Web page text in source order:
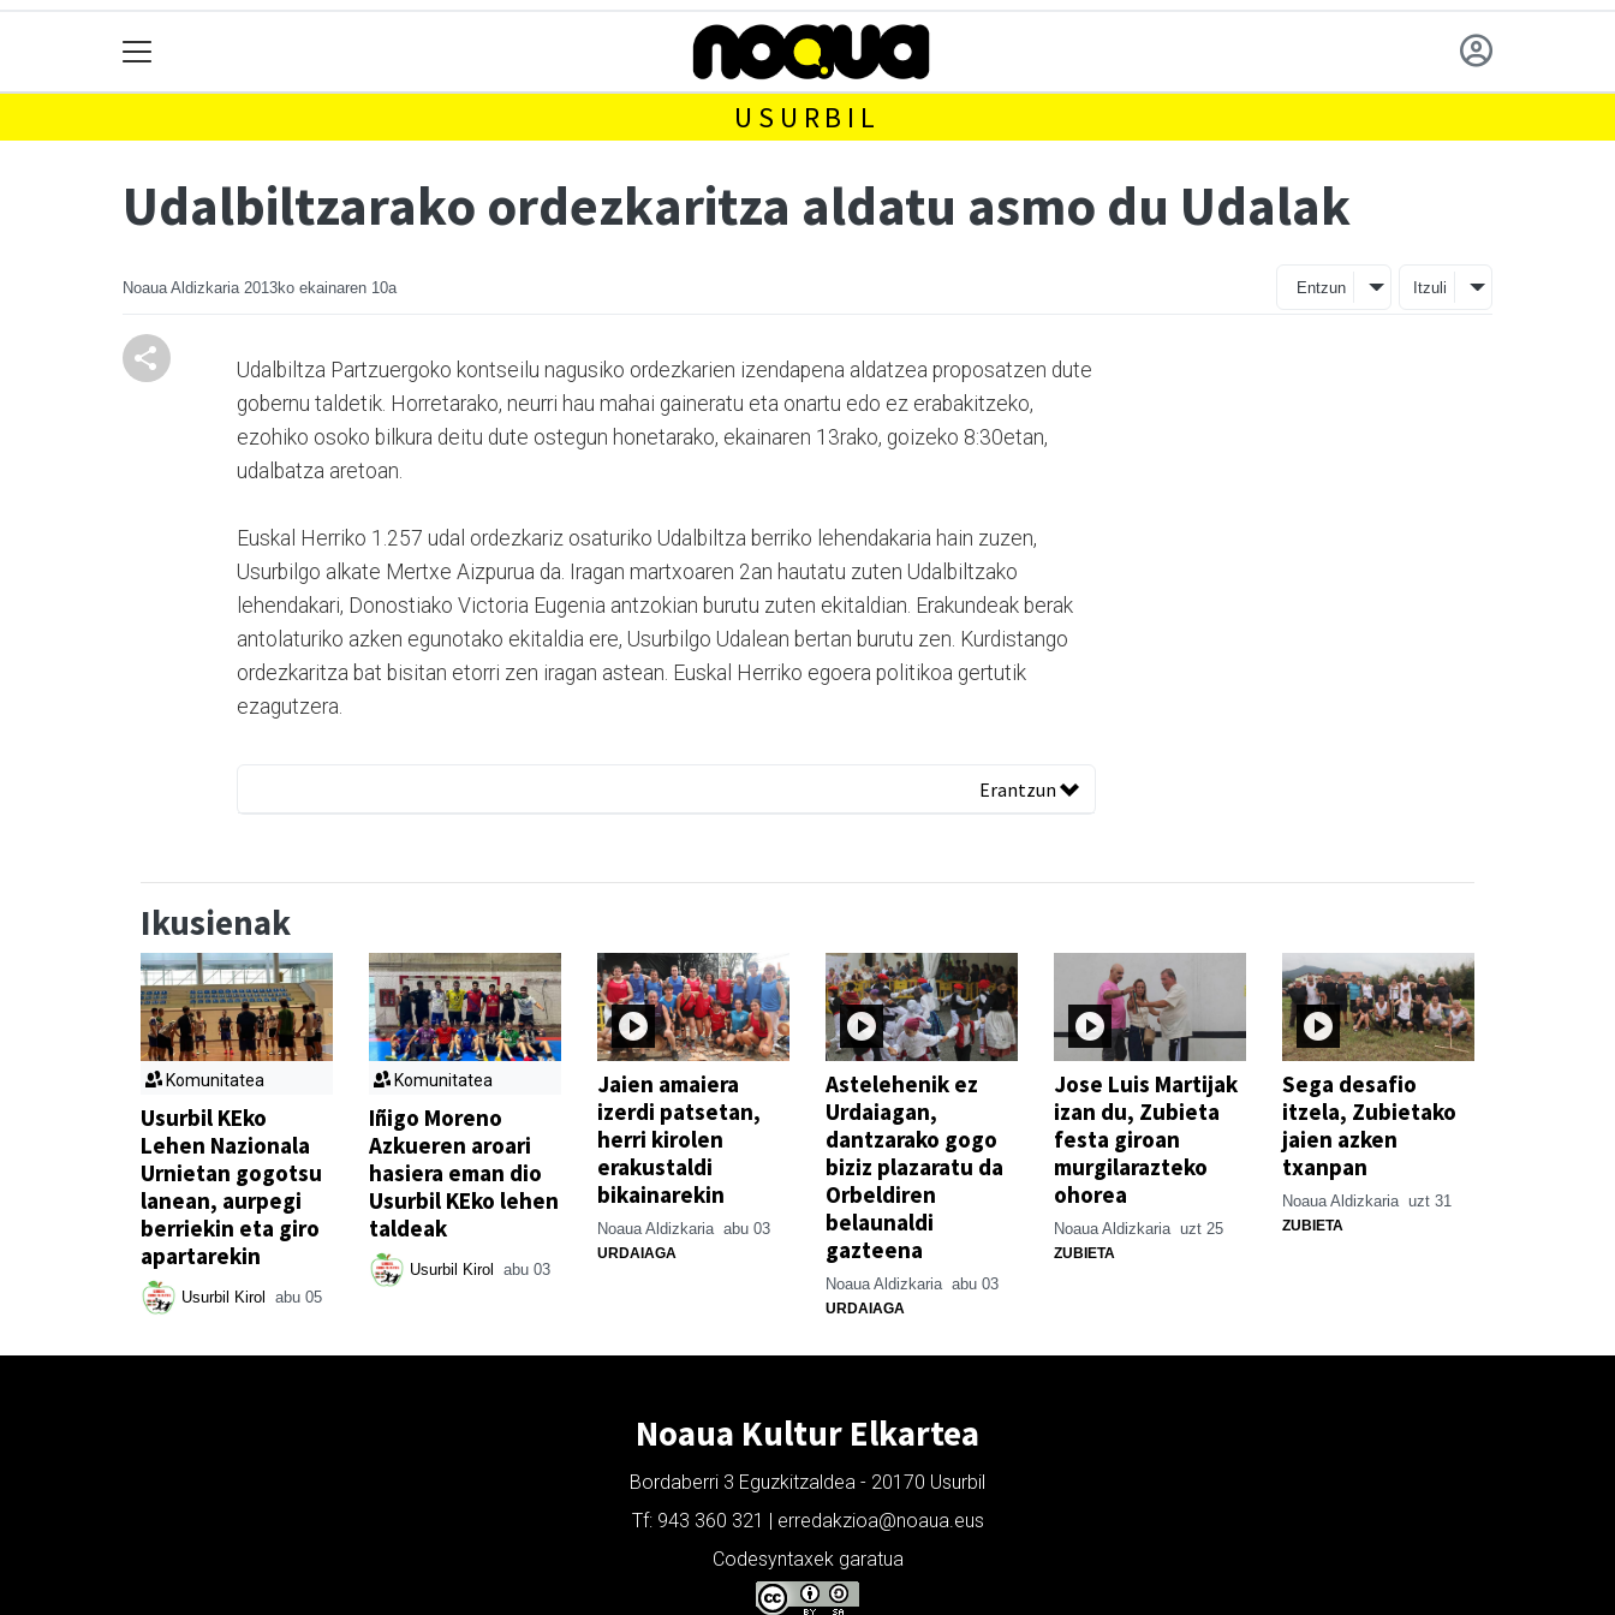
USURBIL
Udalbiltzarako ordezkaritza aldatu asmo du Udalak
Noaua Aldizkaria 2013ko ekainaren 10a Entzun Itzuli
Udalbiltza Partzuergoko kontseilu nagusiko ordezkarien izendapena aldatzea proposatzen dute
gobernu taldetik. Horretarako, neurri hau mahai gaineratu eta onartu edo ez erabakitzeko,
ezohiko osoko bilkura deitu dute ostegun honetarako, ekainaren 13rako, goizeko 8:30etan,
udalbatza aretoan.
Euskal Herriko 1.257 udal ordezkariz osaturiko Udalbiltza berriko lehendakaria hain zuzen,
Usurbilgo alkate Mertxe Aizpurua da. Iragan martxoaren 2an hautatu zuten Udalbiltzako
lehendakari, Donostiako Victoria Eugenia antzokian burutu zuten ekitaldian. Erakundeak berak
antolaturiko azken egunotako ekitaldia ere, Usurbilgo Udalean bertan burutu zen. Kurdistango
ordezkaritza bat bisitan etorri zen iragan astean. Euskal Herriko egoera politikoa gertutik
ezagutzera.
Erantzun
Ikusienak
Komunitatea
Usurbil KEko
Lehen Nazionala
Urnietan gogotsu
lanean, aurpegi
berriekin eta giro
apartarekin
Usurbil Kirol abu 05
Komunitatea
Iñigo Moreno
Azkueren aroari
hasiera eman dio
Usurbil KEko lehen
taldeak
Usurbil Kirol abu 03
Jaien amaiera
izerdi patsetan,
herri kirolen
erakustaldi
bikainarekin
Noaua Aldizkaria abu 03
URDAIAGA
Astelehenik ez
Urdaiagan,
dantzarako gogo
biziz plazaratu da
Orbeldiren
belaunaldi
gazteena
Noaua Aldizkaria abu 03
URDAIAGA
Jose Luis Martijak
izan du, Zubieta
festa giroan
murgilarazteko
ohorea
Noaua Aldizkaria uzt 25
ZUBIETA
Sega desafio
itzela, Zubietako
jaien azken
txanpan
Noaua Aldizkaria uzt 31
ZUBIETA
Noaua Kultur Elkartea
Bordaberri 3 Eguzkitzaldea - 20170 Usurbil
Tf: 943 360 321 | erredakzioa@noaua.eus
Codesyntaxek garatua